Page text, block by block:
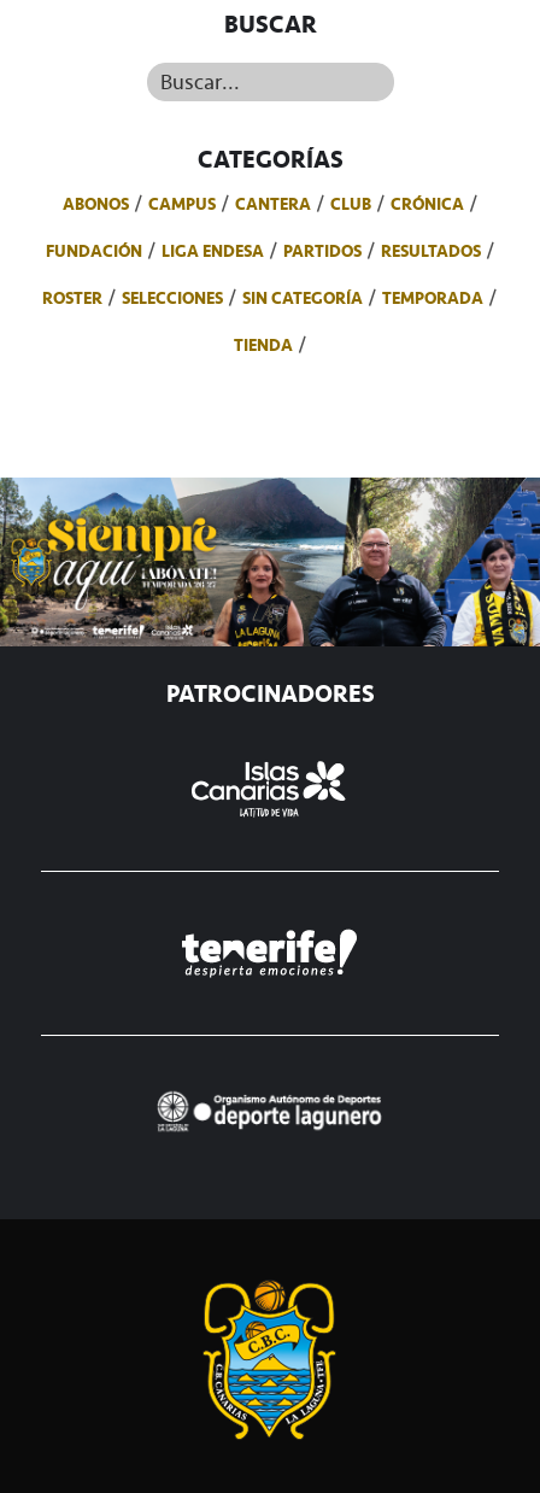
BUSCAR
Buscar...
CATEGORÍAS
ABONOS CAMPUS CANTERA CLUB
CRÓNICA
FUNDACIÓN
LIGA ENDESA PARTIDOS
RESULTADOS
ROSTER
SELECCIONES SIN CATEGORÍA
TEMPORADA
TIENDA
PATROCINADORES